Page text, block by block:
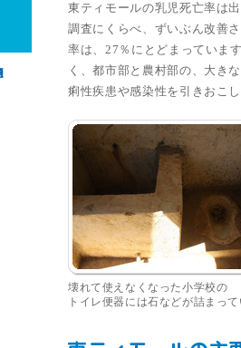
東ティモールの乳児死亡率は
調査にくらべ、ずいぶん改善
率は、27％にとどまっていま
く、都市部と農村部の、大き
痢性疾患や感染性を引きおこ
壊れて使えなくなった小学校の
トイレ便器には石などが詰まって